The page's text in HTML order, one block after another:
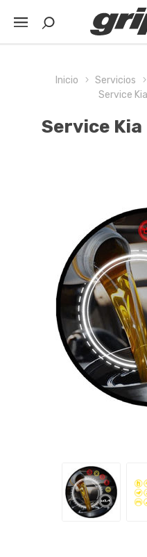
Inicio Servicios
Service
Service